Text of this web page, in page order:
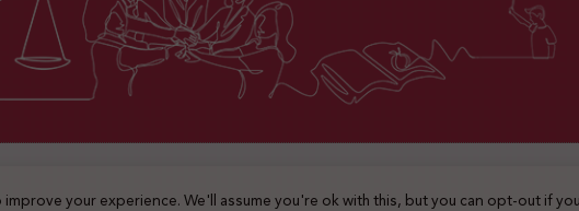
2025 © جميع الحقوق محفوظة
your experience. We'll assume you're ok with this, but you can opt-out if